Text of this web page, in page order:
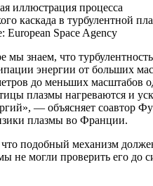
иллюстрация процесса
каскада в турбулентной
European Space Agency
мы знаем, что турбулентность
энергии от больших
до меньших масштабов
плазмы нагреваются и
— объясняет соавтор
плазмы во Франции.
подобный механизм
не могли проверить его до